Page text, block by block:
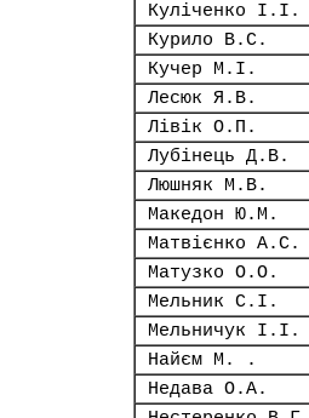
Куліченко І.І.
Курило В.С.
Кучер М.І.
Лесюк Я.В.
Лівік О.П.
Лубінець Д.В.
Люшняк М.В.
Македон Ю.М.
Матвієнко А.С.
Матузко О.О.
Мельник С.І.
Мельничук І.І.
Найєм М. .
Недава О.А.